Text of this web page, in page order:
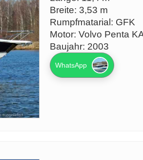
Breite: 3,53 m
Rumpfmatarial: GFK
Motor: Volvo Penta
Baujahr: 2003
WhatsApp